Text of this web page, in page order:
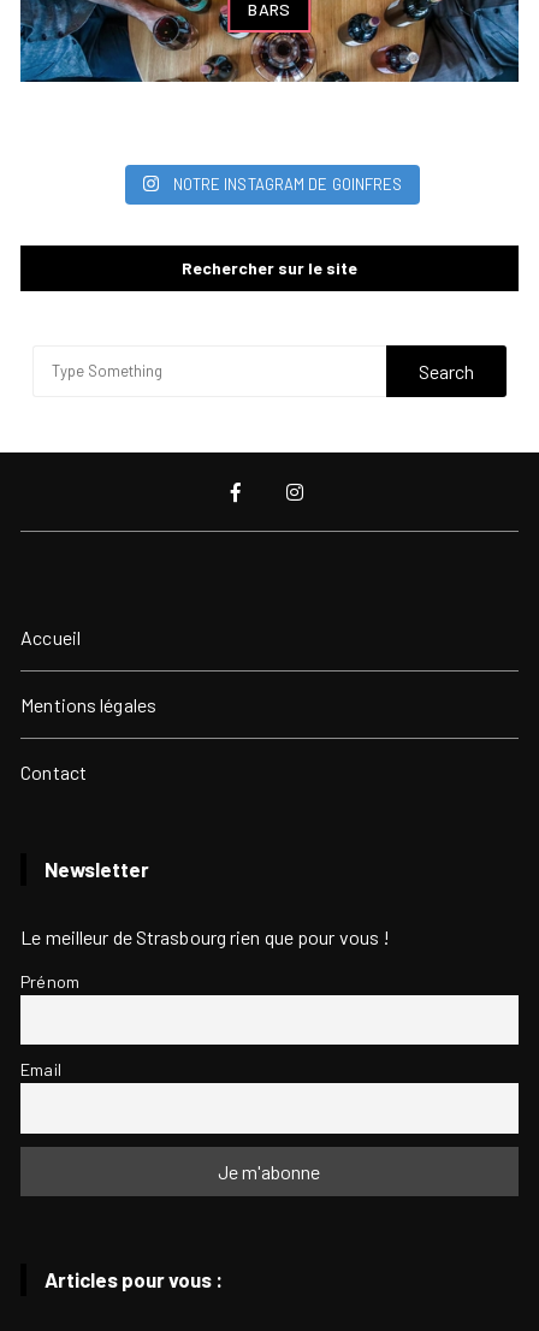
BARS
NOTRE INSTAGRAM DE GOINFRES
Rechercher sur le site
Accueil
Mentions légales
Contact
Newsletter
Le meilleur de Strasbourg rien que pour vous !
Prénom
Email
Articles pour vous :